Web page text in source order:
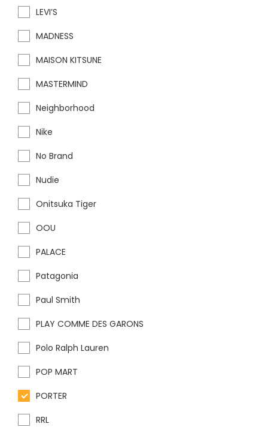
LEVI’S
MADNESS
MAISON KITSUNE
MASTERMIND
Neighborhood
Nike
No Brand
Nudie
Onitsuka Tiger
OOU
PALACE
Patagonia
Paul Smith
PLAY COMME DES GARONS
Polo Ralph Lauren
POP MART
PORTER
RRL